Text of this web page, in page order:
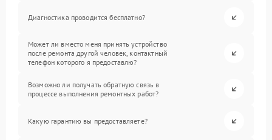
Диагностика проводится бесплатно?
Может ли вместо меня принять устройство
после ремонта другой человек, контактный
телефон которого я предоставлю?
Возможно ли получать обратную связь в
процессе выполнения ремонтных работ?
Какую гарантию вы предоставляете?